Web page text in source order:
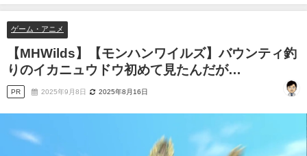
のイカニュウドウ初めて見たんだが…
ゲーム・アニメ
【MHWilds】【モンハンワイルズ】バウンティ釣
りのイカニュウドウ初めて見たんだが…
PR 2025年9月8日 2025年8月16日